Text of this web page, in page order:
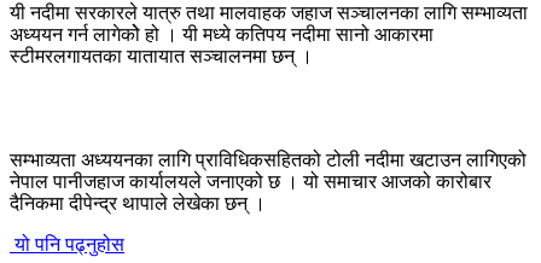
यी नदीमा सरकारले यात्रु तथा मालवाहक जहाज सञ्चालनका लागि सम्भाव्यता
अध्ययन गर्न लागेकोे हो । यी मध्ये कतिपय नदीमा सानो आकारमा
स्टीमरलगायतका यातायात सञ्चालनमा छन् ।
सम्भाव्यता अध्ययनका लागि प्राविधिकसहितको टोली नदीमा खटाउन लागिएको
नेपाल पानीजहाज कार्यालयले जनाएको छ । यो समाचार आजको कारोबार
दैनिकमा दीपेन्द्र थापाले लेखेका छन् ।
यो पनि पढ्नुहोस